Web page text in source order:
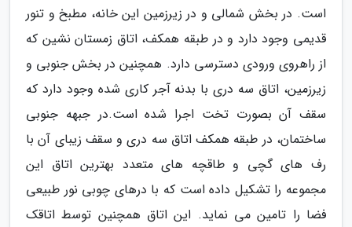
است. در بخش شمالی و در زیرزمین این خانه، مطبخ و تنور
قدیمی وجود دارد و در طبقه همکف، اتاق زمستان نشین که
از راهروی ورودی دسترسی دارد. همچنین در بخش جنوبی و
زیرزمین، اتاق سه دری با بدنه آجر کاری شده وجود دارد که
سقف آن بصورت تخت اجرا شده است.در جبهه جنوبی
ساختمان، در طبقه همکف اتاق سه دری و سقف زیبای آن با
رف های گچی و طاقچه های متعدد بهترین اتاق این
مجموعه را تشکیل داده است که با درهای چوبی نور طبیعی
فضا را تامین می نماید. این اتاق همچنین توسط اتاقک